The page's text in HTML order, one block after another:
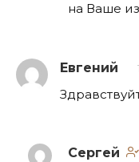
на Ваше
Евгений
Сергей